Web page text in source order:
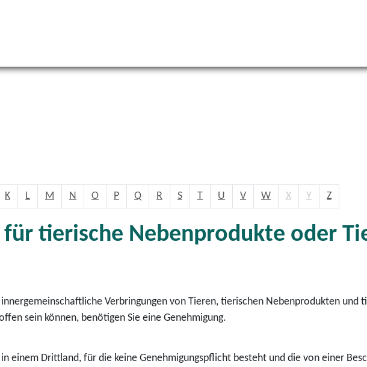
K L M N O P Q R S T U V W X Y Z
tierische Nebenprodukte oder
Verbringungen von Tieren, tierischen Nebenprodukten und
sein können, benötigen Sie eine Genehmigung.
einem Drittland, für die keine Genehmigungspflicht besteht und die von einer